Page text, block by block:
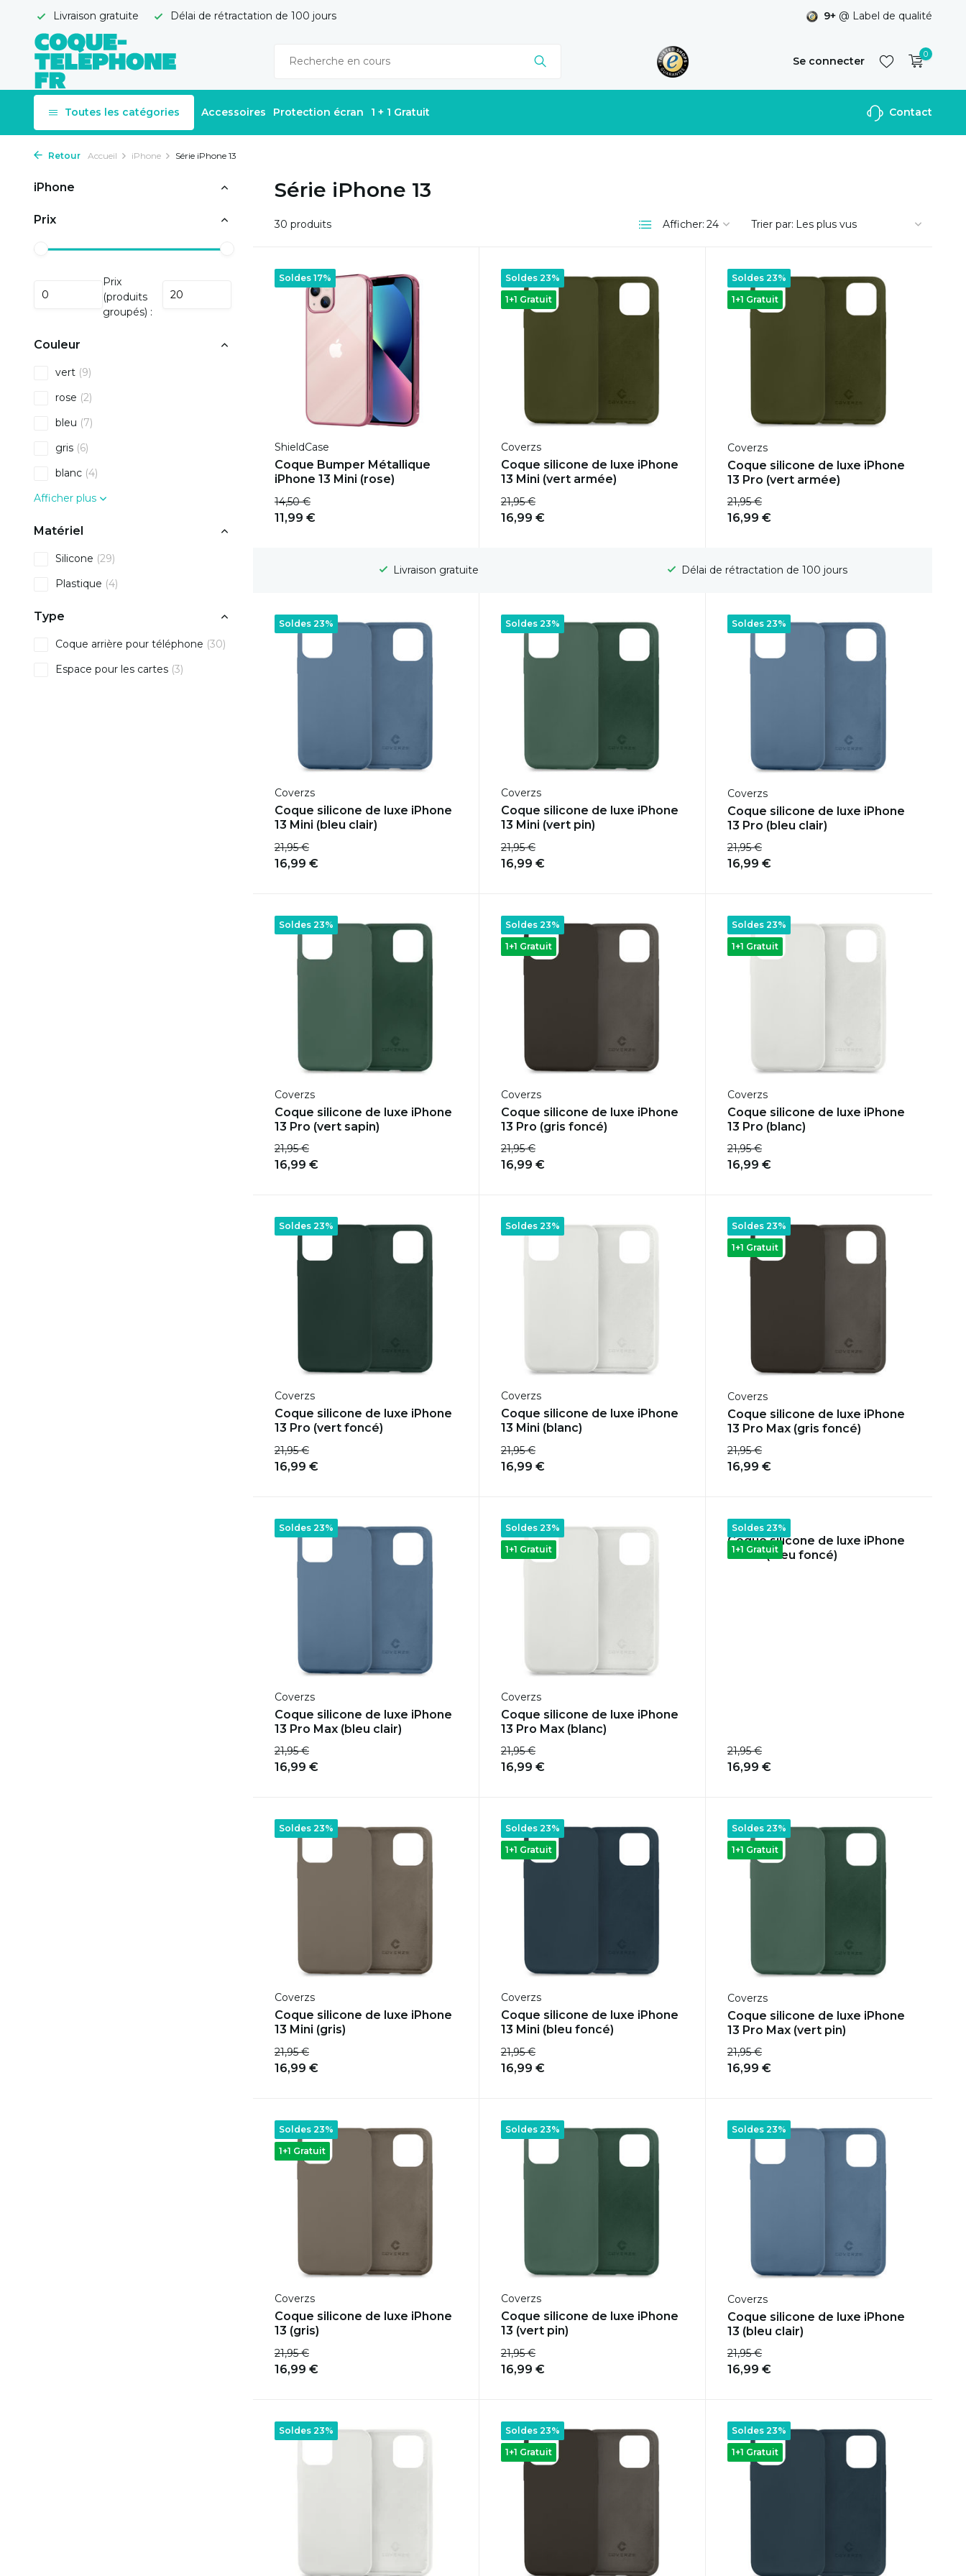
Livraison gratuite Délai de rétractation de 100 jours 9+ @ Label de qualité
Se connecter
S'inscrire
0
Toutes les catégories Accessoires Protection écran 1 + 1 Gratuit Contact
Retour Accueil iPhone Série iPhone 13
iPhone
Prix
Prix
(produits
groupés) :
Couleur
vert (9)
rose (2)
bleu (7)
gris (6)
blanc (4)
Afficher plus
Matériel
Silicone (29)
Plastique (4)
Type
Coque arrière pour téléphone (30)
Espace pour les cartes (3)
Série iPhone 13
30 produits Afficher: Trier par:
Soldes 17%
ShieldCase
Coque Bumper Métallique
iPhone 13 Mini (rose)
14,50 €
11,99 €
1+1 Gratuit
Soldes 23%
Coverzs
Coque silicone de luxe iPhone
13 Mini (vert armée)
21,95 €
16,99 €
1+1 Gratuit
Soldes 23%
Coverzs
Coque silicone de luxe iPhone
13 Pro (vert armée)
21,95 €
16,99 €
Délai de rétractation de 100 jours Livraison gratuite
Soldes 23%
Coverzs
Coque silicone de luxe iPhone
13 Mini (bleu clair)
21,95 €
16,99 €
Soldes 23%
Coverzs
Coque silicone de luxe iPhone
13 Mini (vert pin)
21,95 €
16,99 €
Soldes 23%
Coverzs
Coque silicone de luxe iPhone
13 Pro (bleu clair)
21,95 €
16,99 €
Soldes 23%
Coverzs
Coque silicone de luxe iPhone
13 Pro (vert sapin)
21,95 €
16,99 €
1+1 Gratuit
Soldes 23%
Coverzs
Coque silicone de luxe iPhone
13 Pro (gris foncé)
21,95 €
16,99 €
1+1 Gratuit
Soldes 23%
Coverzs
Coque silicone de luxe iPhone
13 Pro (blanc)
21,95 €
16,99 €
Soldes 23%
Coverzs
Coque silicone de luxe iPhone
13 Pro (vert foncé)
21,95 €
16,99 €
Soldes 23%
Coverzs
Coque silicone de luxe iPhone
13 Mini (blanc)
21,95 €
16,99 €
1+1 Gratuit
Soldes 23%
Coverzs
Coque silicone de luxe iPhone
13 Pro Max (gris foncé)
21,95 €
16,99 €
Soldes 23%
Coverzs
Coque silicone de luxe iPhone
13 Pro Max (bleu clair)
21,95 €
16,99 €
1+1 Gratuit
Soldes 23%
Coverzs
Coque silicone de luxe iPhone
13 Pro Max (blanc)
21,95 €
16,99 €
1+1 Gratuit
Soldes 23%
Coverzs
Coque silicone de luxe iPhone
13 Pro (bleu foncé)
21,95 €
16,99 €
Soldes 23%
Coverzs
Coque silicone de luxe iPhone
13 Mini (gris)
21,95 €
16,99 €
1+1 Gratuit
Soldes 23%
Coverzs
Coque silicone de luxe iPhone
13 Mini (bleu foncé)
21,95 €
16,99 €
1+1 Gratuit
Soldes 23%
Coverzs
Coque silicone de luxe iPhone
13 Pro Max (vert pin)
21,95 €
16,99 €
1+1 Gratuit
Soldes 23%
Coverzs
Coque silicone de luxe iPhone
13 (gris)
21,95 €
16,99 €
Soldes 23%
Coverzs
Coque silicone de luxe iPhone
13 (vert pin)
21,95 €
16,99 €
Soldes 23%
Coverzs
Coque silicone de luxe iPhone
13 (bleu clair)
21,95 €
16,99 €
Soldes 23%
1+1 Gratuit
Soldes 23%
1+1 Gratuit
Soldes 23%